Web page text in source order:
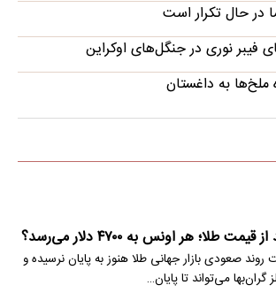
در حال تکرار است
فیبر نوری در جنگل‌های اوکراین
به داغستان
طلا؛ هر اونس به ۴۷۰۰ دلار می‌رسد؟
صعودی بازار جهانی طلا هنوز به پایان نرسیده و
می‌تواند تا پایان…